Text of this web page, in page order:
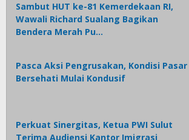
Sambut HUT ke-81 Kemerdekaan RI,
Wawali Richard Sualang Bagikan
Bendera Merah Pu…
Pasca Aksi Pengrusakan, Kondisi Pasar
Bersehati Mulai Kondusif
Perkuat Sinergitas, Ketua PWI Sulut
Terima Audiensi Kantor Imigrasi